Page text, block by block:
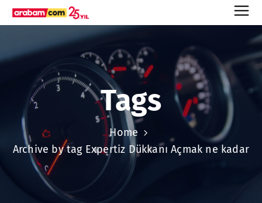
Tags
Home
Archive by tag Expertiz Dükkanı Açmak ne kadar